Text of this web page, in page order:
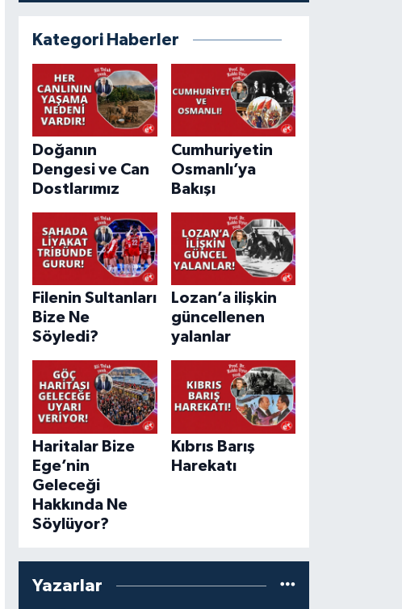
Kategori Haberler
Doğanın
Dengesi ve Can
Dostlarımız
Cumhuriyetin
Osmanlı’ya
Bakışı
Filenin Sultanları
Bize Ne
Söyledi?
Lozan’a ilişkin
güncellenen
yalanlar
Haritalar Bize
Ege’nin
Geleceği
Hakkında Ne
Söylüyor?
Kıbrıs Barış
Harekatı
Yazarlar